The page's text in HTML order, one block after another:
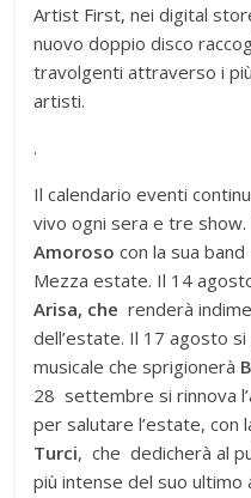
Artist First, nei digital
nuovo doppio disco
travolgenti attraverso i
artisti.
.
Il calendario eventi
vivo ogni sera e tre
Amoroso con la sua
Mezza estate. Il 14
Arisa, che renderà
dell’estate. Il 17 agosto
musicale che sprigionerà
28 settembre si rinnova
per salutare l’estate, con
Turci, che dedicherà al
più intense del suo ultimo